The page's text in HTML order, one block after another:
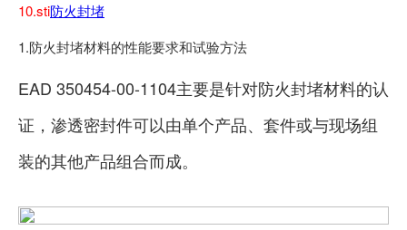
10.sti防火封堵
1.防火封堵材料的性能要求和试验方法
EAD 350454-00-1104主要是针对防火封堵材料的认
证，渗透密封件可以由单个产品、套件或与现场组
装的其他产品组合而成。